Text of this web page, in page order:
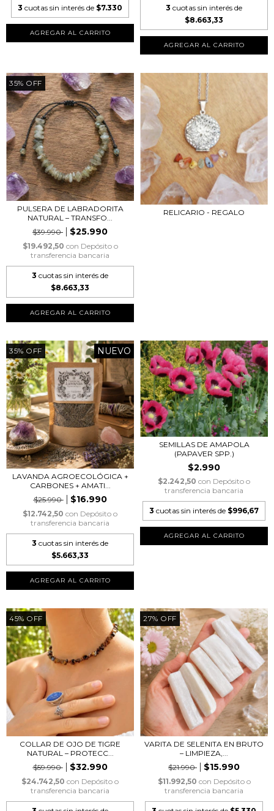
3 cuotas sin interés de $7.330 3 cuotas sin interés de
$8.663,33
35% OFF
PULSERA DE LABRADORITA
NATURAL – TRANSFO...
$39.990
$25.990
$19.492,50 con Depósito o
transferencia bancaria
3 cuotas sin interés de
$8.663,33
RELICARIO - REGALO
35% OFF NUEVO
LAVANDA AGROECOLÓGICA +
CARBONES + AMATI...
$25.990
$16.990
$12.742,50 con Depósito o
transferencia bancaria
3 cuotas sin interés de
$5.663,33
SEMILLAS DE AMAPOLA
(PAPAVER SPP.)
$2.990
$2.242,50 con Depósito o
transferencia bancaria
3 cuotas sin interés de $996,67
45% OFF
COLLAR DE OJO DE TIGRE
NATURAL – PROTECC...
$59.990
$32.990
$24.742,50 con Depósito o
transferencia bancaria
27% OFF
VARITA DE SELENITA EN BRUTO
– LIMPIEZA,...
$21.990
$15.990
$11.992,50 con Depósito o
transferencia bancaria